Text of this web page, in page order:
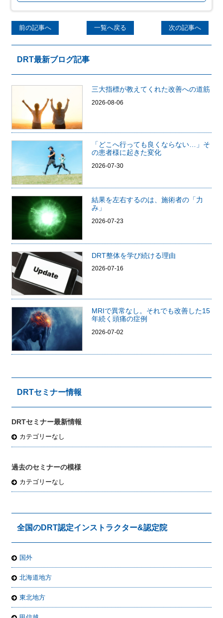
前の記事へ 一覧へ戻る 次の記事へ
DRT最新ブログ記事
三大指標が教えてくれた改善への道筋
2026-08-06
「どこへ行っても良くならない…」そ
の患者様に起きた変化
2026-07-30
結果を左右するのは、施術者の「力
み」
2026-07-23
DRT整体を学び続ける理由
2026-07-16
MRIで異常なし。それでも改善した15
年続く頭痛の症例
2026-07-02
DRTセミナー情報
DRTセミナー最新情報
カテゴリーなし
過去のセミナーの模様
カテゴリーなし
全国のDRT認定インストラクター&認定院
国外
北海道地方
東北地方